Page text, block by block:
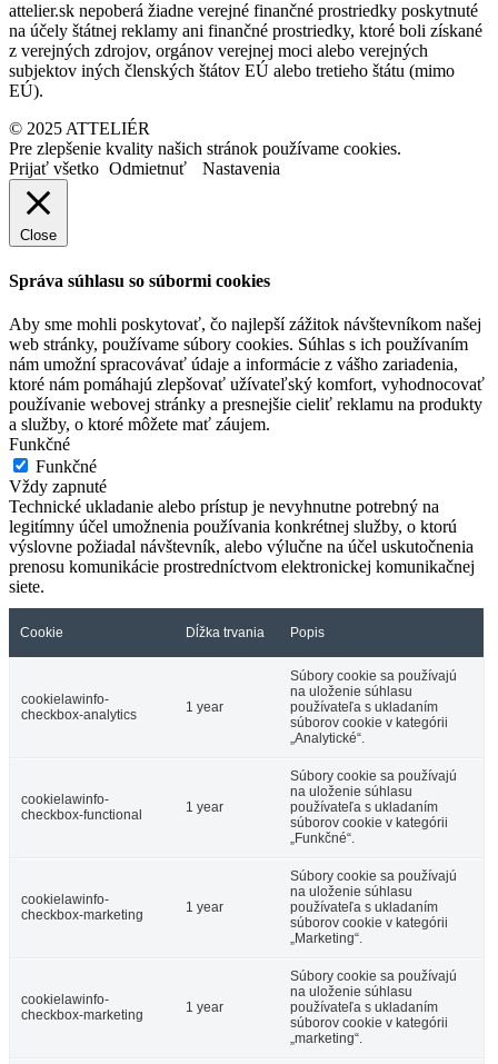
attelier.sk nepoberá žiadne verejné finančné prostriedky poskytnuté
na účely štátnej reklamy ani finančné prostriedky, ktoré boli získané
z verejných zdrojov, orgánov verejnej moci alebo verejných
subjektov iných členských štátov EÚ alebo tretieho štátu (mimo
EÚ).
© 2025 ATTELIÉR
Pre zlepšenie kvality našich stránok používame cookies.
Prijať všetko Odmietnuť Nastavenia
Close
Správa súhlasu so súbormi cookies
Aby sme mohli poskytovať, čo najlepší zážitok návštevníkom našej
web stránky, používame súbory cookies. Súhlas s ich používaním
nám umožní spracovávať údaje a informácie z vášho zariadenia,
ktoré nám pomáhajú zlepšovať užívateľský komfort, vyhodnocovať
používanie webovej stránky a presnejšie cieliť reklamu na produkty
a služby, o ktoré môžete mať záujem.
Funkčné
Funkčné
Vždy zapnuté
Technické ukladanie alebo prístup je nevyhnutne potrebný na
legitímny účel umožnenia používania konkrétnej služby, o ktorú
výslovne požiadal návštevník, alebo výlučne na účel uskutočnenia
prenosu komunikácie prostredníctvom elektronickej komunikačnej
siete.
Cookie Dĺžka trvania Popis
cookielawinfo-
checkbox-analytics
1 year
Súbory cookie sa používajú
na uloženie súhlasu
používateľa s ukladaním
súborov cookie v kategórii
„Analytické“.
cookielawinfo-
checkbox-functional
1 year
Súbory cookie sa používajú
na uloženie súhlasu
používateľa s ukladaním
súborov cookie v kategórii
„Funkčné“.
cookielawinfo-
checkbox-marketing
1 year
Súbory cookie sa používajú
na uloženie súhlasu
používateľa s ukladaním
súborov cookie v kategórii
„Marketing“.
cookielawinfo-
checkbox-marketing
1 year
Súbory cookie sa používajú
na uloženie súhlasu
používateľa s ukladaním
súborov cookie v kategórii
„marketing“.